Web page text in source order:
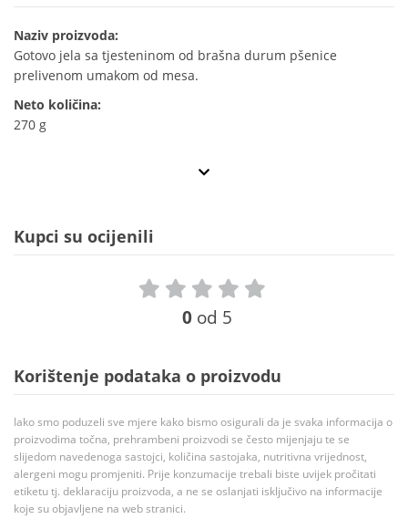
Naziv proizvoda:
Gotovo jela sa tjesteninom od brašna durum pšenice
prelivenom umakom od mesa.
Neto količina:
270 g
Kupci su ocijenili
0 od 5
Korištenje podataka o proizvodu
Iako smo poduzeli sve mjere kako bismo osigurali da je svaka informacija o
proizvodima točna, prehrambeni proizvodi se često mijenjaju te se
slijedom navedenoga sastojci, količina sastojaka, nutritivna vrijednost,
alergeni mogu promjeniti. Prije konzumacije trebali biste uvijek pročitati
etiketu tj. deklaraciju proizvoda, a ne se oslanjati isključivo na informacije
koje su objavljene na web stranici.